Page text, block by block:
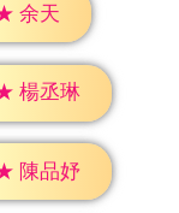
余天
楊丞琳
陳品妤